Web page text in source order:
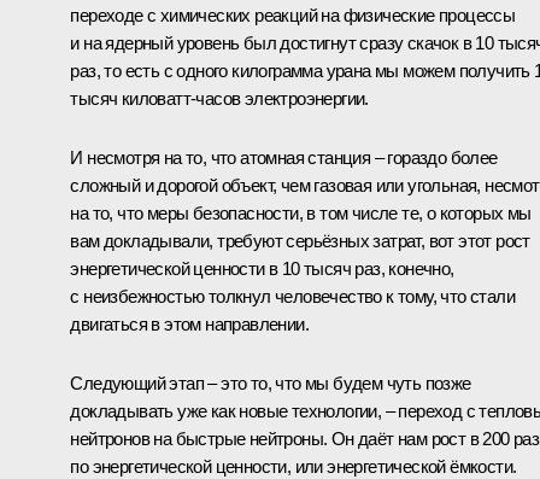
переходе с химических реакций на физические процессы
и на ядерный уровень был достигнут сразу скачок в 10
раз, то есть с одного килограмма урана мы можем получить
тысяч киловатт-часов электроэнергии.
И несмотря на то, что атомная станция – гораздо более
сложный и дорогой объект, чем газовая или угольная,
на то, что меры безопасности, в том числе те, о которых мы
вам докладывали, требуют серьёзных затрат, вот этот рост
энергетической ценности в 10 тысяч раз, конечно,
с неизбежностью толкнул человечество к тому, что стали
двигаться в этом направлении.
Следующий этап – это то, что мы будем чуть позже
докладывать уже как новые технологии, – переход с
нейтронов на быстрые нейтроны. Он даёт нам рост в 200 раз
по энергетической ценности, или энергетической ёмкости.